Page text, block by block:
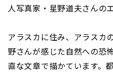
人写真家・星野道夫さんの
アラスカに住み、アラスカ
野さんが感じた自然への恐
直な文章で描かています。